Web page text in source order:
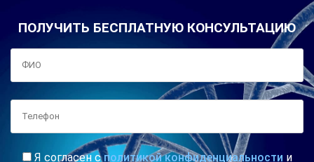
ПОЛУЧИТЬ БЕСПЛАТНУЮ КОНСУЛЬТАЦИЮ
Я согласен сполитикой конфиденциальности и